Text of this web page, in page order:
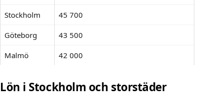
Stockholm 45 700
Göteborg 43 500
Malmö 42 000
Lön i Stockholm och storstäder